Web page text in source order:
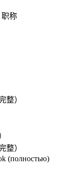
职称
整）
整）
(полностью)